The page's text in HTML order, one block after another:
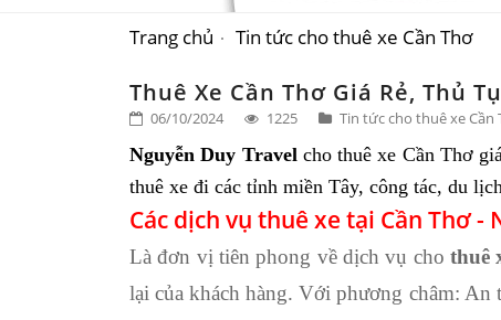
Trang chủ Tin tức cho thuê xe Cần Thơ
Thuê Xe Cần Thơ Giá Rẻ, Thủ
06/10/2024 1225 Tin tức cho thuê xe Cần
Nguyễn Duy Travel cho thuê xe Cần Thơ
thuê xe đi các tỉnh miền Tây, công tác, du
Các dịch vụ thuê xe tại Cần Thơ -
Là đơn vị tiên phong về dịch vụ chothuê
lại của khách hàng. Với phương châm: